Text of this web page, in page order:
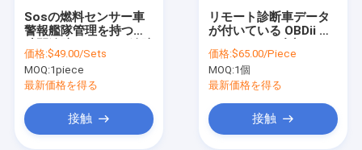
Sosの燃料センサー車
警報艦隊管理を持つ実
者
価格:$49.00/Sets
MOQ:1piece
最新価格を得る
接触
リモート診断車データ
が付いている OBDii コ
の追跡者をバスできま
す
価格:$65.00/Piece
MOQ:1個
最新価格を得る
接触